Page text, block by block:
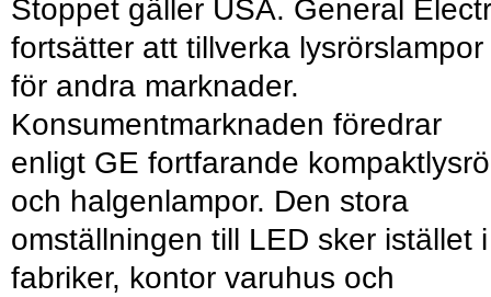
Stoppet gäller USA. General
fortsätter att tillverka lysrörslampor
för andra marknader.
Konsumentmarknaden föredrar
enligt GE fortfarande
och halgenlampor. Den stora
omställningen till LED sker istället i
fabriker, kontor varuhus och